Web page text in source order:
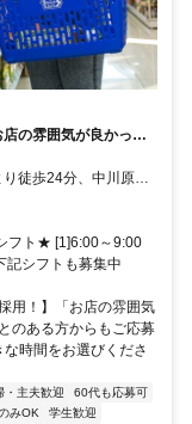
の雰囲気が良かった
ご応募頂いています♪
ださい☆
徒歩24分、中川原駅
日市駅、あすなろう
点そば(ジョイフル
フト★ [1]6:00～9:00
シフトも募集中
用！】「お店の雰囲気
のある方からもご応募
時間をお選びくださ
・主夫歓迎
60代も応募可
みOK
学生歓迎